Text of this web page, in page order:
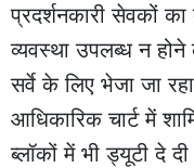
प्रदर्शनकारी सेवकों
व्यवस्था उपलब्ध न
सर्वे के लिए भेजा जा
आधिकारिक चार्ट में
ब्लॉकों में भी ड्यूटी दे